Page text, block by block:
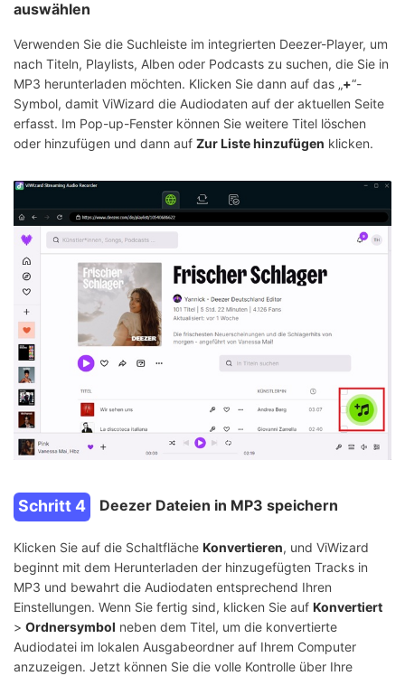
auswählen
Verwenden Sie die Suchleiste im integrierten Deezer-Player, um
nach Titeln, Playlists, Alben oder Podcasts zu suchen, die Sie in
MP3 herunterladen möchten. Klicken Sie dann auf das „+“-
Symbol, damit ViWizard die Audiodaten auf der aktuellen Seite
erfasst. Im Pop-up-Fenster können Sie weitere Titel löschen
oder hinzufügen und dann auf Zur Liste hinzufügen klicken.
Schritt 4 Deezer Dateien in MP3 speichern
Klicken Sie auf die Schaltfläche Konvertieren, und ViWizard
beginnt mit dem Herunterladen der hinzugefügten Tracks in
MP3 und bewahrt die Audiodaten entsprechend Ihren
Einstellungen. Wenn Sie fertig sind, klicken Sie auf Konvertiert
> Ordnersymbol neben dem Titel, um die konvertierte
Audiodatei im lokalen Ausgabeordner auf Ihrem Computer
anzuzeigen. Jetzt können Sie die volle Kontrolle über Ihre